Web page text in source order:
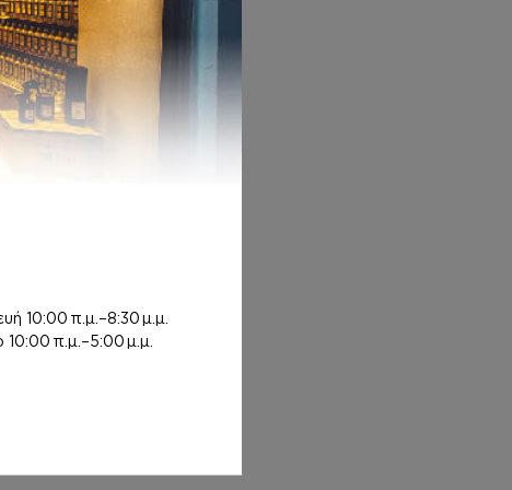
8,00€ through 20,00€
10:00 π.μ.–8:30 μ.μ.
10:00 π.μ.–5:00 μ.μ.